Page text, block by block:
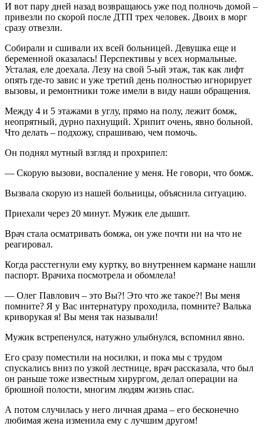
И вот пару дней назад возвращаюсь уже под полночь домой –
привезли по скорой после ДТП трех человек. Двоих в морг
сразу отвезли.
Собирали и сшивали их всей больницей. Девушка еще и
беременной оказалась! Перспективы у всех нормальные.
Усталая, еле доехала. Лезу на свой 5-ый этаж, так как лифт
опять где-то завис и уже третий день полностью игнорирует
вызовы, и ремонтники тоже имели в виду наши обращения.
Между 4 и 5 этажами в углу, прямо на полу, лежит бомж,
неопрятный, дурно пахнущий. Хрипит очень, явно больной.
Что делать – подхожу, спрашиваю, чем помочь.
Он поднял мутный взгляд и прохрипел:
— Скорую вызови, воспаление у меня. Не говори, что бомж.
Вызвала скорую из нашей больницы, объяснила ситуацию.
Приехали через 20 минут. Мужик еле дышит.
Врач стала осматривать бомжа, он уже почти ни на что не
реагировал.
Когда расстегнули ему куртку, во внутреннем кармане нашли
паспорт. Врачиха посмотрела и обомлела!
— Олег Павлович – это Вы?! Это что же такое?! Вы меня
помните? Я у Вас интернатуру проходила, помните? Валька
криворукая я! Вы меня так называли!
Мужик встрепенулся, натужно улыбнулся, вспомнил явно.
Его сразу поместили на носилки, и пока мы с трудом
спускались вниз по узкой лестнице, врач рассказала, что был
он раньше тоже известным хирургом, делал операции на
брюшной полости, многим людям жизнь спас.
А потом случилась у него личная драма – его бесконечно
любимая жена изменила ему с лучшим другом!